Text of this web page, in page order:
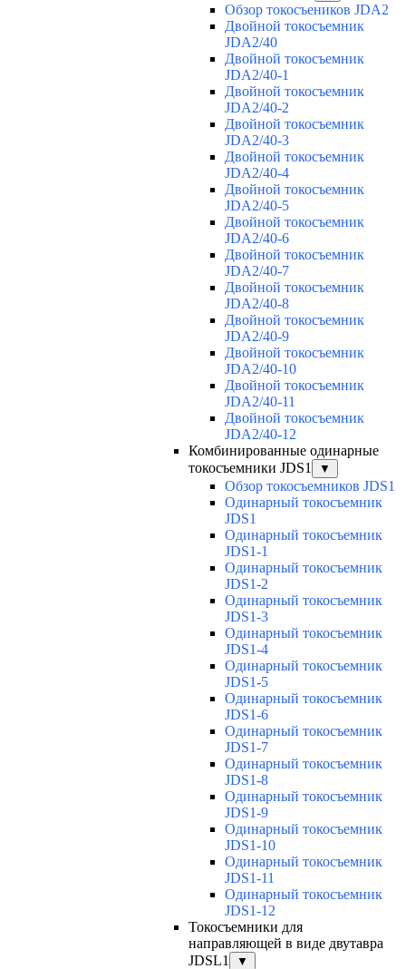
Обзор токосъеников JDA2
Двойной токосъемник
JDA2/40
Двойной токосъемник
JDA2/40-1
Двойной токосъемник
JDA2/40-2
Двойной токосъемник
JDA2/40-3
Двойной токосъемник
JDA2/40-4
Двойной токосъемник
JDA2/40-5
Двойной токосъемник
JDA2/40-6
Двойной токосъемник
JDA2/40-7
Двойной токосъемник
JDA2/40-8
Двойной токосъемник
JDA2/40-9
Двойной токосъемник
JDA2/40-10
Двойной токосъемник
JDA2/40-11
Двойной токосъемник
JDA2/40-12
Комбинированные одинарные
токосъемники JDS1
▼
Обзор токосъемников JDS1
Одинарный токосъемник
JDS1
Одинарный токосъемник
JDS1-1
Одинарный токосъемник
JDS1-2
Одинарный токосъемник
JDS1-3
Одинарный токосъемник
JDS1-4
Одинарный токосъемник
JDS1-5
Одинарный токосъемник
JDS1-6
Одинарный токосъемник
JDS1-7
Одинарный токосъемник
JDS1-8
Одинарный токосъемник
JDS1-9
Одинарный токосъемник
JDS1-10
Одинарный токосъемник
JDS1-11
Одинарный токосъемник
JDS1-12
Токосъемники для
направляющей в виде двутавра
JDSL1
▼